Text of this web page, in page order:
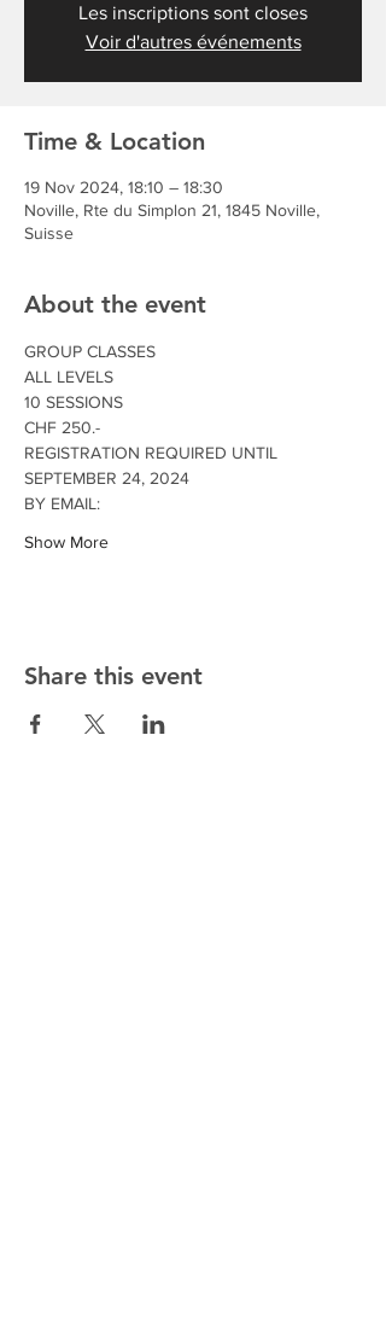
Les inscriptions sont closes
Voir d'autres événements
Time & Location
19 Nov 2024, 18:10 – 18:30
Noville, Rte du Simplon 21, 1845 Noville,
Suisse
About the event
GROUP CLASSES
ALL LEVELS
10 SESSIONS
CHF 250.-
REGISTRATION REQUIRED UNTIL
SEPTEMBER 24, 2024
BY EMAIL:
Show More
Share this event